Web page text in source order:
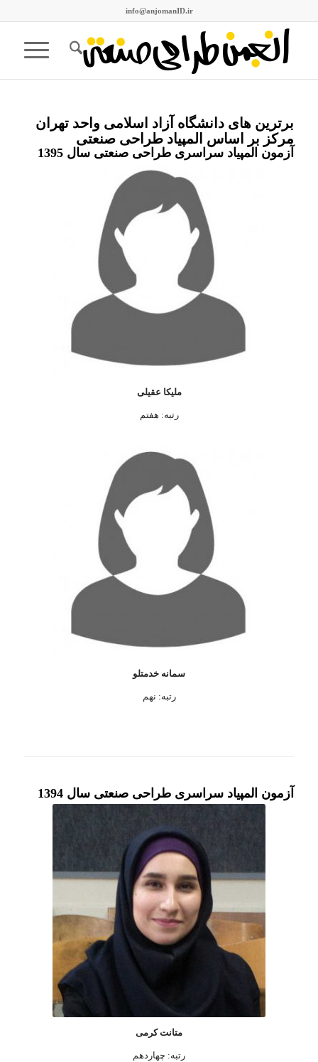
info@anjomanID.ir
برترین های دانشگاه آزاد اسلامی واحد تهران
مرکز بر اساس المپیاد طراحی صنعتی
آزمون المپیاد سراسری طراحی صنعتی سال 1395
ملیکا عقیلی
رتبه: هفتم
سمانه خدمتلو
رتبه: نهم
آزمون المپیاد سراسری طراحی صنعتی سال 1394
متانت کرمی
رتبه: چهاردهم